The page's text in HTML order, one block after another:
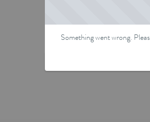
Something went wrong.